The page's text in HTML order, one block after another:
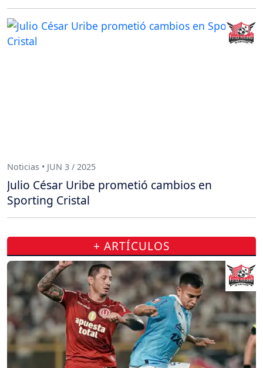
Noticias • JUN 3 / 2025
Julio César Uribe prometió cambios en
Sporting Cristal
+ ARTÍCULOS